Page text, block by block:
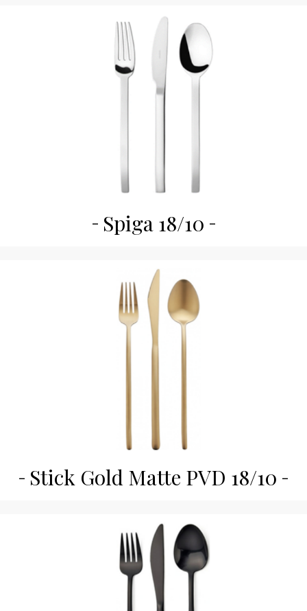
Spiga 18/10
Stick Gold Matte PVD 18/10